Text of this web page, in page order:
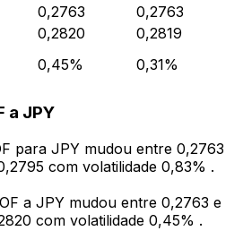
0,2763
0,2763
0,2820
0,2819
0,45% 0,31%
a JPY
para JPY mudou entre 0,2763
com volatilidade 0,83% .
a JPY mudou entre 0,2763 e
com volatilidade 0,45% .